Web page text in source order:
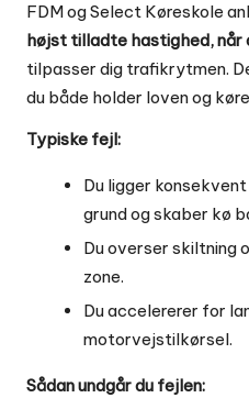
FDM og Select Køreskole
højst tilladte hastighed,
tilpasser dig trafikrytmen.
du både holder loven og
Typiske fejl:
Du ligger
grund og skaber kø
Du overser skiltning
zone.
Du accelererer for
motorvejstilkørsel.
Sådan undgår du fejlen: